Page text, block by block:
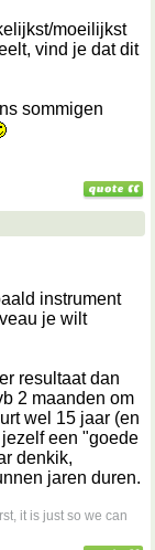
moeilijkst
vind je dat dit
sommigen
instrument
je wilt
resultaat dan
2 maanden om
wel 15 jaar (en
een "goede
denkik,
jaren duren.
it is just so we can